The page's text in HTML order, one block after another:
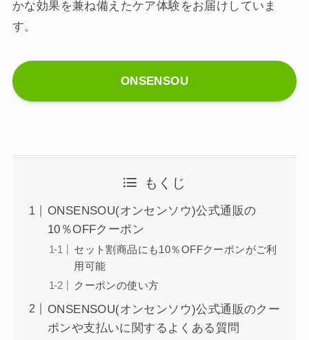
かな効果を兼ね備えたケア体験をお届けしていま
す。
ONSENSOU
もくじ
ONSENSOU(オンセンソウ)公式通販の
10％OFFクーポン
セット割商品にも10％OFFクーポンがご利
用可能
クーポンの使い方
ONSENSOU(オンセンソウ)公式通販のクー
ポンや支払いに関するよくある質問